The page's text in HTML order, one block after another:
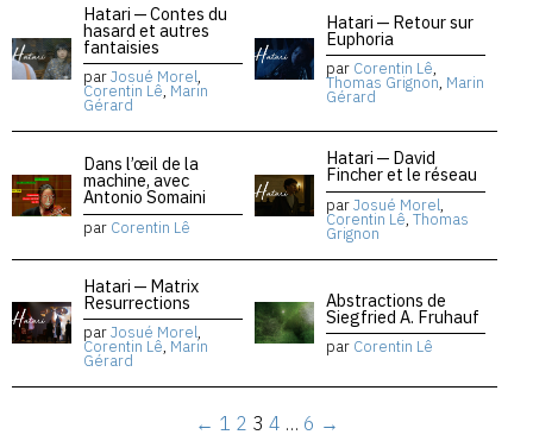
Hatari — Contes du
hasard et autres
fantaisies
parJosué Morel,
Corentin Lê, Marin
Gérard
Hatari — Retour sur
Euphoria
par Corentin Lê,
Thomas Grignon, Marin
Gérard
Dans l’œil de la
machine, avec
Antonio Somaini
par Corentin Lê
Hatari — David
Fincher et le réseau
parJosué Morel,
Corentin Lê, Thomas
Grignon
Hatari — Matrix
Resurrections
parJosué Morel,
Corentin Lê, Marin
Gérard
Abstractions de
Siegfried A. Fruhauf
par Corentin Lê
← 1 2 3 4 … 6 →